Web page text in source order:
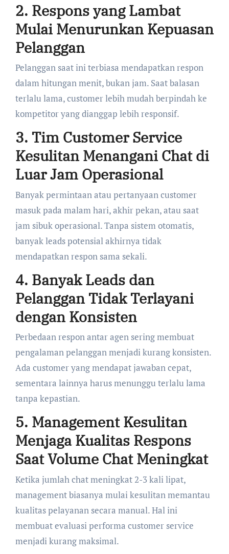
2. Respons yang Lambat
Mulai Menurunkan Kepuasan
Pelanggan
Pelanggan saat ini terbiasa mendapatkan respon
dalam hitungan menit, bukan jam. Saat balasan
terlalu lama, customer lebih mudah berpindah ke
kompetitor yang dianggap lebih responsif.
3. Tim Customer Service
Kesulitan Menangani Chat di
Luar Jam Operasional
Banyak permintaan atau pertanyaan customer
masuk pada malam hari, akhir pekan, atau saat
jam sibuk operasional. Tanpa sistem otomatis,
banyak leads potensial akhirnya tidak
mendapatkan respon sama sekali.
4. Banyak Leads dan
Pelanggan Tidak Terlayani
dengan Konsisten
Perbedaan respon antar agen sering membuat
pengalaman pelanggan menjadi kurang konsisten.
Ada customer yang mendapat jawaban cepat,
sementara lainnya harus menunggu terlalu lama
tanpa kepastian.
5. Management Kesulitan
Menjaga Kualitas Respons
Saat Volume Chat Meningkat
Ketika jumlah chat meningkat 2-3 kali lipat,
management biasanya mulai kesulitan memantau
kualitas pelayanan secara manual. Hal ini
membuat evaluasi performa customer service
menjadi kurang maksimal.